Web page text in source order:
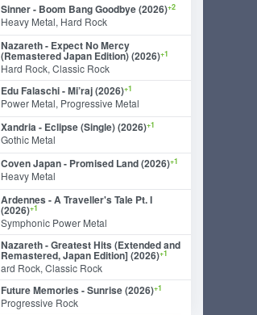
Sinner - Boom Bang Goodbye (2026)+2
Heavy Metal, Hard Rock
Nazareth - Expect No Mercy
(Remastered Japan Edition) (2026)+1
Hard Rock, Classic Rock
Edu Falaschi - Mi’raj (2026)+1
Power Metal, Progressive Metal
Xandria - Eclipse (Single) (2026)+1
Gothic Metal
Coven Japan - Promised Land (2026)+1
Heavy Metal
Ardennes - A Traveller's Tale Pt. I
(2026)+1
Symphonic Power Metal
Nazareth - Greatest Hits (Extended and
Remastered, Japan Edition] (2026)+1
ard Rock, Classic Rock
Future Memories - Sunrise (2026)+1
Progressive Rock